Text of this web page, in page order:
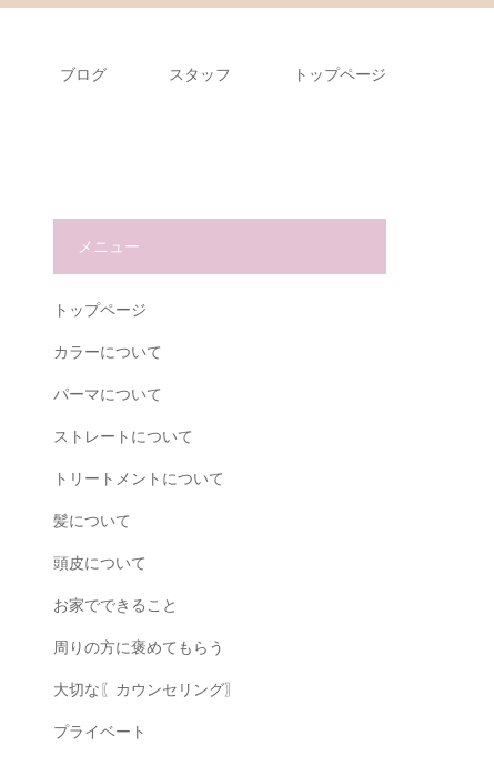
ブログ スタッフ トップページ
メニュー
トップページ
カラーについて
パーマについて
ストレートについて
トリートメントについて
髪について
頭皮について
お家でできること
周りの方に褒めてもらう
大切な〖カウンセリング〗
プライベート